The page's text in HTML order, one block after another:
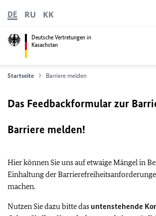
Deutsche Vertretungen in
Kasachstan
DE RU KK
Startseite Barriere melden
Das Feedbackformular zur
Barriere melden!
Hier können Sie uns auf etwaige Mängel in
Einhaltung der
machen.
Nutzen Sie dazu bitte das untenstehende